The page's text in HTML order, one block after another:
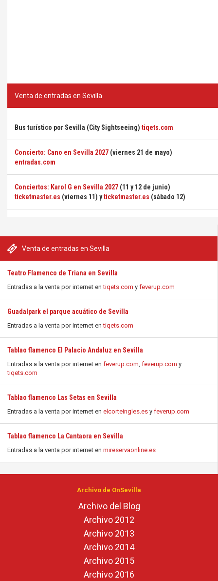
Venta de entradas en Sevilla
Teatro Flamenco de Triana en Sevilla
Entradas a la venta por internet entiqets.com y feverup.com
Guadalpark el parque acuático de Sevilla
Entradas a la venta por internet entiqets.com
Tablao flamenco El Palacio Andaluz en Sevilla
Entradas a la venta por internet en feverup.com, feverup.com y
tiqets.com
Tablao flamenco Las Setas en Sevilla
Entradas a la venta por internet en elcorteingles.es y feverup.com
Tablao flamenco La Cantaora en Sevilla
Entradas a la venta por internet en mireservaonline.es
Venta de entradas en Sevilla
Bus turístico por Sevilla (City Sightseeing) tiqets.com
Concierto: Cano en Sevilla 2027 (viernes 21 de mayo)
entradas.com
Conciertos: Karol G en Sevilla 2027 (11 y 12 de junio)
ticketmaster.es (viernes 11) yticketmaster.es (sábado 12)
Archivo de OnSevilla
Archivo del Blog
Archivo 2012
Archivo 2013
Archivo 2014
Archivo 2015
Archivo 2016